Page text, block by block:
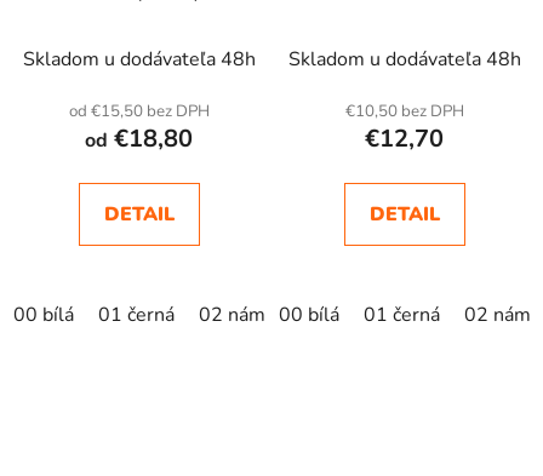
Skladom u dodávateľa 48h
od €15,50 bez DPH
od €18,80
DETAIL
00 bílá 01 černá 02 námořní modrá khaki mandlová
Skladom u dodávateľa 48h
€10,50 bez DPH
€12,70
DETAIL
00 bílá 01 černá 02